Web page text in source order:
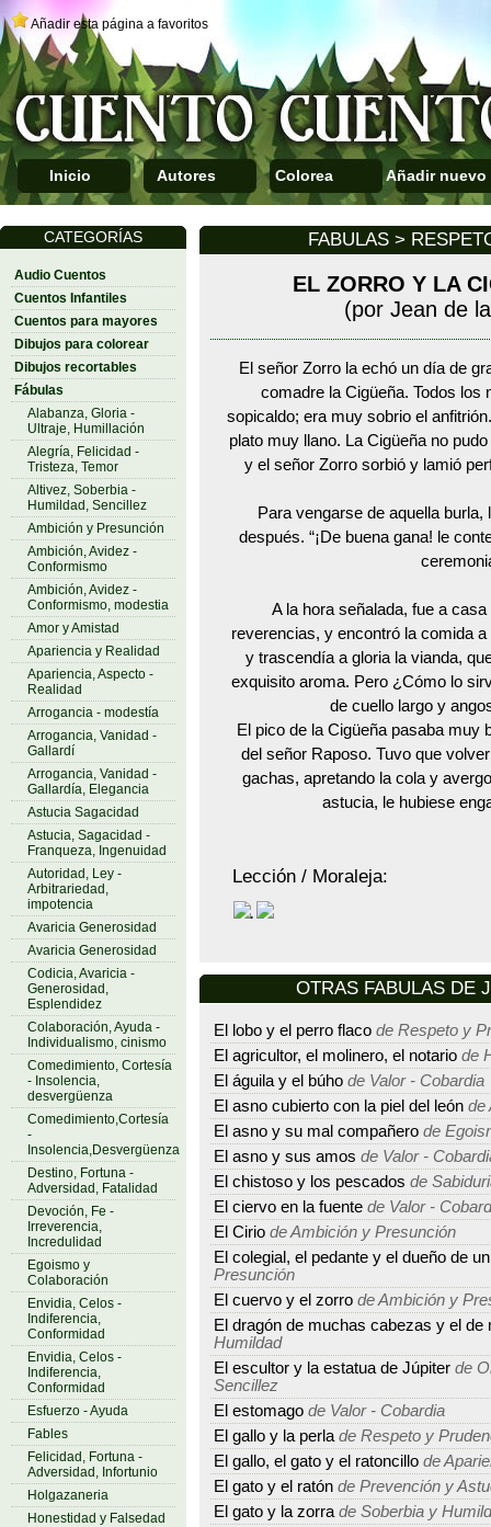
Añadir esta página a favoritos
Inicio Autores Colorea Añadir nuevo
CATEGORÍAS
Audio Cuentos
Cuentos Infantiles
Cuentos para mayores
Dibujos para colorear
Dibujos recortables
Fábulas
Alabanza, Gloria -
Ultraje, Humillación
Alegría, Felicidad -
Tristeza, Temor
Altivez, Soberbia -
Humildad, Sencillez
Ambición y Presunción
Ambición, Avidez -
Conformismo
Ambición, Avidez -
Conformismo, modestia
Amor y Amistad
Apariencia y Realidad
Apariencia, Aspecto -
Realidad
Arrogancia - modestía
Arrogancia, Vanidad -
Gallardí
Arrogancia, Vanidad -
Gallardía, Elegancia
Astucia Sagacidad
Astucia, Sagacidad -
Franqueza, Ingenuidad
Autoridad, Ley -
Arbitrariedad,
impotencia
Avaricia Generosidad
Avaricia Generosidad
Codicia, Avaricia -
Generosidad,
Esplendidez
Colaboración, Ayuda -
Individualismo, cinismo
Comedimiento, Cortesía
- Insolencia,
desvergüenza
Comedimiento,Cortesía
-
Insolencia,Desvergüenza
Destino, Fortuna -
Adversidad, Fatalidad
Devoción, Fe -
Irreverencia,
Incredulidad
Egoismo y
Colaboración
Envidia, Celos -
Indiferencia,
Conformidad
Envidia, Celos -
Indiferencia,
Conformidad
Esfuerzo - Ayuda
Fables
Felicidad, Fortuna -
Adversidad, Infortunio
Holgazaneria
Honestidad y Falsedad
FABULAS >
EL ZORRO Y LA
(por Jean de
El señor Zorro la echó un día de
comadre la Cigüeña. Todos los
sopicaldo; era muy sobrio el
plato muy llano. La Cigüeña no
y el señor Zorro sorbió y lamió
Para vengarse de aquella
después. “¡De buena gana! le
A la hora señalada, fue a
reverencias, y encontró la comida
y trascendía a gloria la vianda,
exquisito aroma. Pero ¿Cómo lo
de cuello largo y
El pico de la Cigüeña pasaba muy
del señor Raposo. Tuvo que
gachas, apretando la cola y
astucia, le hubiese
Lección / Moraleja:
.
OTRAS FABULAS DE
El lobo y el perro flaco de Respeto y
El agricultor, el molinero, el notario de
El águila y el búho de Valor - Cobardia
El asno cubierto con la piel del león de
El asno y su mal compañero de
El asno y sus amos de Valor -
El chistoso y los pescados de
El ciervo en la fuente de Valor -
El Cirio de Ambición y Presunción
El colegial, el pedante y el dueño de
Presunción
El cuervo y el zorro de Ambición y
El dragón de muchas cabezas y el de
Humildad
El escultor y la estatua de Júpiter de
Sencillez
El estomago de Valor - Cobardia
El gallo y la perla de Respeto y
El gallo, el gato y el ratoncillo de
El gato y el ratón de Prevención y
El gato y la zorra de Soberbia y